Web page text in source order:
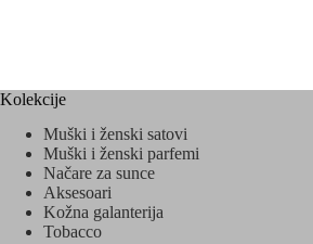
Kolekcije
Muški i ženski satovi
Muški i ženski parfemi
Načare za sunce
Aksesoari
Kožna galanterija
Tobacco